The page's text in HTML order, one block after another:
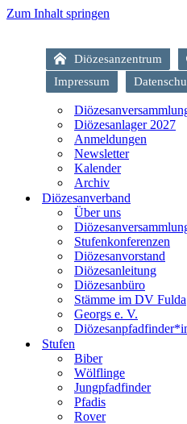
Zum Inhalt springen
Diözesanzentrum
Impressum
Diözesanlager 2027
Anmeldungen
Newsletter
Kalender
Archiv
Diözesanverband
Über uns
Stufenkonferenzen
Diözesanvorstand
Diözesanleitung
Diözesanbüro
Stämme im DV Fulda
Georgs e. V.
Stufen
Biber
Wölflinge
Jungpfadfinder
Pfadis
Rover